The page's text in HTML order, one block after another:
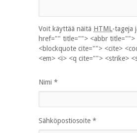
Voit käyttää näitä HTML-tageja
href="" title=""> <abbr title="">
<blockquote cite=""> <cite>
<em> <i> <q cite=""> <strike>
Nimi *
Sähköpostiosoite *